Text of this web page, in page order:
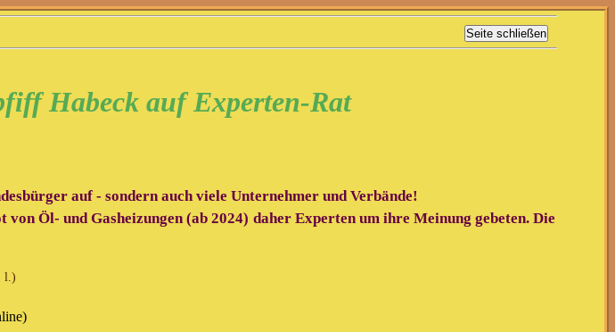
Habeck auf Experten-Rat
auf - sondern auch viele Unternehmer und Verbände!
Öl- und Gasheizungen (ab 2024) daher Experten um ihre Meinung gebeten. Die
l.)